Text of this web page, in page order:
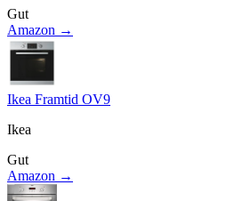
Gut
Amazon →
Ikea Framtid OV9
Ikea
Gut
Amazon →